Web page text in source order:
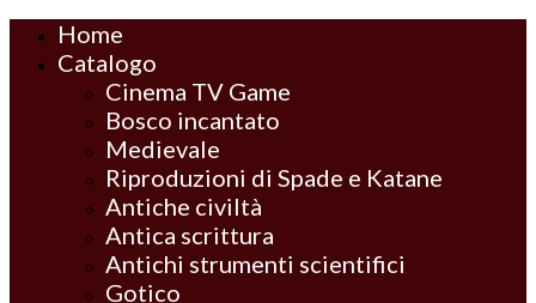
Home
Catalogo
Cinema TV Game
Bosco incantato
Medievale
Riproduzioni di Spade e Katane
Antiche civiltà
Antica scrittura
Antichi strumenti scientifici
Gotico